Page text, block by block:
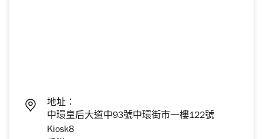
地址：
中環皇后大道中93號中環街市一樓122號
Kiosk8